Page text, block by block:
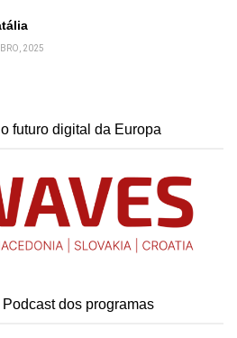
2025
futuro digital da Europa
dos programas